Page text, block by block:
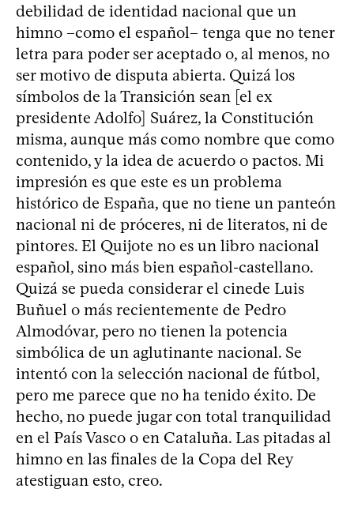
debilidad de identidad nacional que un
himno –como el español– tenga que no tener
letra para poder ser aceptado o, al menos, no
ser motivo de disputa abierta. Quizá los
símbolos de la Transición sean [el ex
presidente Adolfo] Suárez, la Constitución
misma, aunque más como nombre que como
contenido, y la idea de acuerdo o pactos. Mi
impresión es que este es un problema
histórico de España, que no tiene un panteón
nacional ni de próceres, ni de literatos, ni de
pintores. El Quijote no es un libro nacional
español, sino más bien español-castellano.
Quizá se pueda considerar el cinede Luis
Buñuel o más recientemente de Pedro
Almodóvar, pero no tienen la potencia
simbólica de un aglutinante nacional. Se
intentó con la selección nacional de fútbol,
pero me parece que no ha tenido éxito. De
hecho, no puede jugar con total tranquilidad
en el País Vasco o en Cataluña. Las pitadas al
himno en las finales de la Copa del Rey
atestiguan esto, creo.